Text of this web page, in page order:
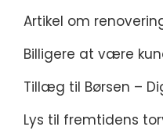
Artikel om
Billigere at være
Tillæg til Børsen –
Lys til fremtidens